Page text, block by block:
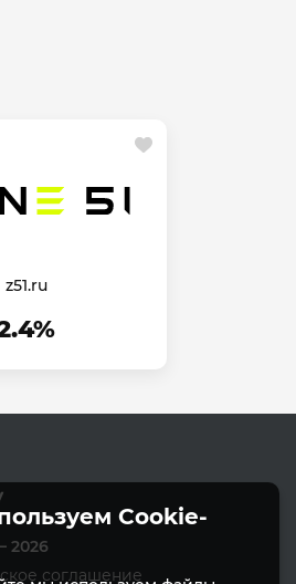
z51.ru
2026
соглашение
Cookie-